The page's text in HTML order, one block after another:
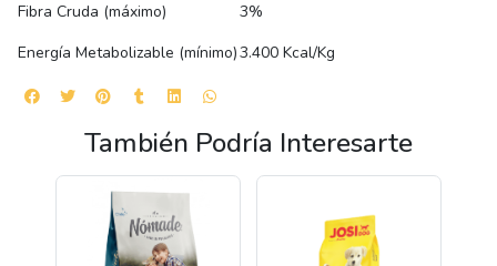
Fibra Cruda (máximo)
3%
Energía Metabolizable (mínimo)3.400 Kcal/Kg
También Podría Interesarte